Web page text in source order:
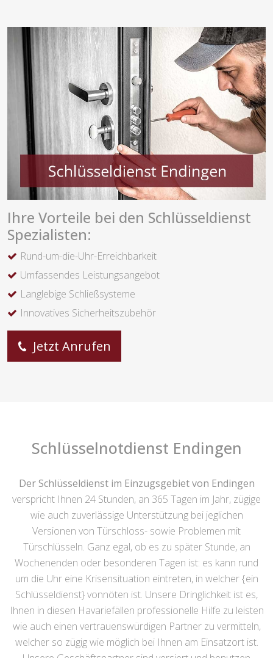
Ihre Vorteile bei den Schlüsseldienst
Spezialisten:
Rund-um-die-Uhr-Erreichbarkeit
Umfassendes Leistungsangebot
Langlebige Schließsysteme
Innovatives Sicherheitszubehör
Jetzt Anrufen
Schlüsselnotdienst Endingen
Der Schlüsseldienst im Einzugsgebiet von Endingen
verspricht Ihnen 24 Stunden, an 365 Tagen im Jahr, zügige
wie auch zuverlässige Unterstützung bei jeglichen
Versionen von Türschloss- sowie Problemen mit
Türschlüsseln. Ganz egal, ob es zu später Stunde, an
Wochenenden oder besonderen Tagen ist: es kann rund
um die Uhr eine Krisensituation eintreten, in welcher {ein
Schlüsseldienst} vonnöten ist. Unsere Dringlichkeit ist es,
Ihnen in diesen Havariefällen professionelle Hilfe zu leisten
wie auch einen vertrauenswürdigen Partner zu vermitteln,
welcher so zügig wie möglich bei Ihnen am Einsatzort ist.